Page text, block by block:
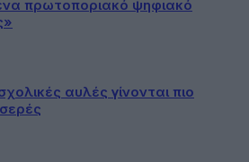
πρωτοποριακό ψηφιακό
αυλές γίνονται πιο